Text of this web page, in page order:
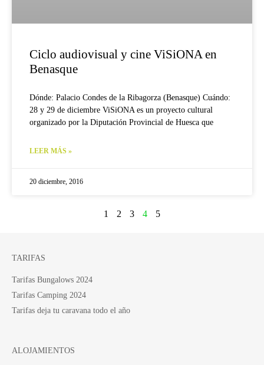
Ciclo audiovisual y cine ViSiONA en
Benasque
Dónde: Palacio Condes de la Ribagorza (Benasque) Cuándo:
28 y 29 de diciembre ViSiONA es un proyecto cultural
organizado por la Diputación Provincial de Huesca que
LEER MÁS »
20 diciembre, 2016
1 2 3 4 5
TARIFAS
Tarifas Bungalows 2024
Tarifas Camping 2024
Tarifas deja tu caravana todo el año
ALOJAMIENTOS